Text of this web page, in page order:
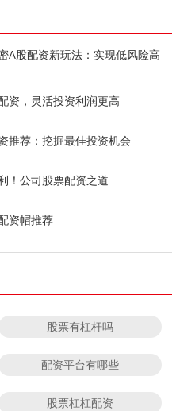
A股配资新玩法：实现低风险高
资，灵活投资利润更高
推荐：挖掘最佳投资机会
！公司股票配资之道
资帽推荐
股票有杠杆吗
配资平台有哪些
股票杠杠配资